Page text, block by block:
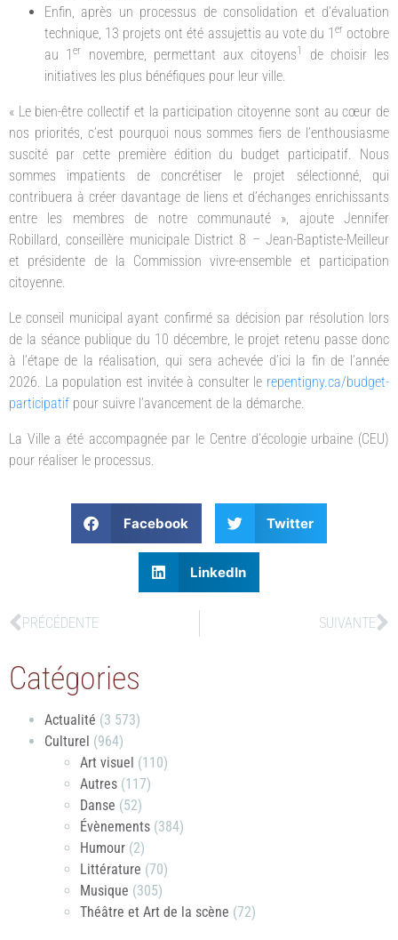
Enfin, après un processus de consolidation et d’évaluation
technique, 13 projets ont été assujettis au vote du 1 eroctobre
au 1er novembre, permettant aux citoyens1
de choisir les
initiatives les plus bénéfiques pour leur ville.
« Le bien-être collectif et la participation citoyenne sont au cœur de
nos priorités, c’est pourquoi nous sommes fiers de l’enthousiasme
suscité par cette première édition du budget participatif. Nous
sommes impatients de concrétiser le projet sélectionné, qui
contribuera à créer davantage de liens et d’échanges enrichissants
entre les membres de notre communauté », ajoute Jennifer
Robillard, conseillère municipale District 8 – Jean-Baptiste-Meilleur
et présidente de la Commission vivre-ensemble et participation
citoyenne.
Le conseil municipal ayant confirmé sa décision par résolution lors
de la séance publique du 10 décembre, le projet retenu passe donc
à l’étape de la réalisation, qui sera achevée d’ici la fin de l’année
2026. La population est invitée à consulter le repentigny.ca/budget-
participatif pour suivre l’avancement de la démarche.
La Ville a été accompagnée par le Centre d’écologie urbaine (CEU)
pour réaliser le processus.
Facebook Twitter
LinkedIn
PRÉCÉDENTE SUIVANTE
Catégories
Actualité (3 573)
Culturel (964)
Art visuel (110)
Autres (117)
Danse (52)
Évènements (384)
Humour (2)
Littérature (70)
Musique (305)
Théâtre et Art de la scène (72)